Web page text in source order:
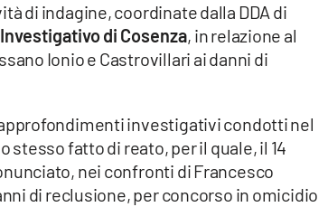
di indagine, coordinate dalla DDA di
di Cosenza, in relazione al
Ionio e Castrovillari ai danni di
investigativi condotti nel
fatto di reato, per il quale, il 14
nei confronti di Francesco
di reclusione, per concorso in omicidio